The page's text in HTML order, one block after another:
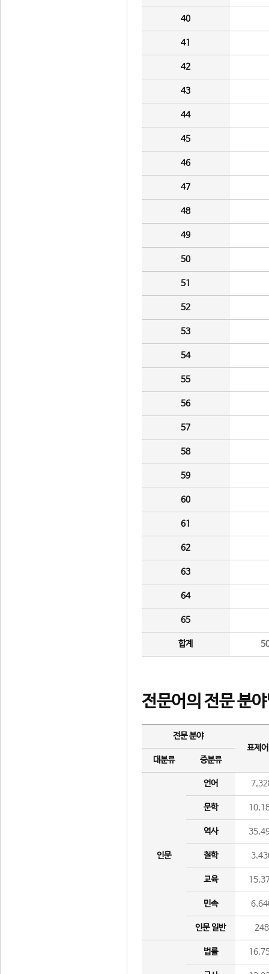
40
41
42
43
44
45
46
47
48
49
50
51
52
53
54
55
56
57
58
59
60
61
62
63
64
65
합계
전문어의 전문 분
전문 분야
표제
대분류
중분류
인문
언어
문학
역사
철학
교육
민속
인문 일반 248
법률